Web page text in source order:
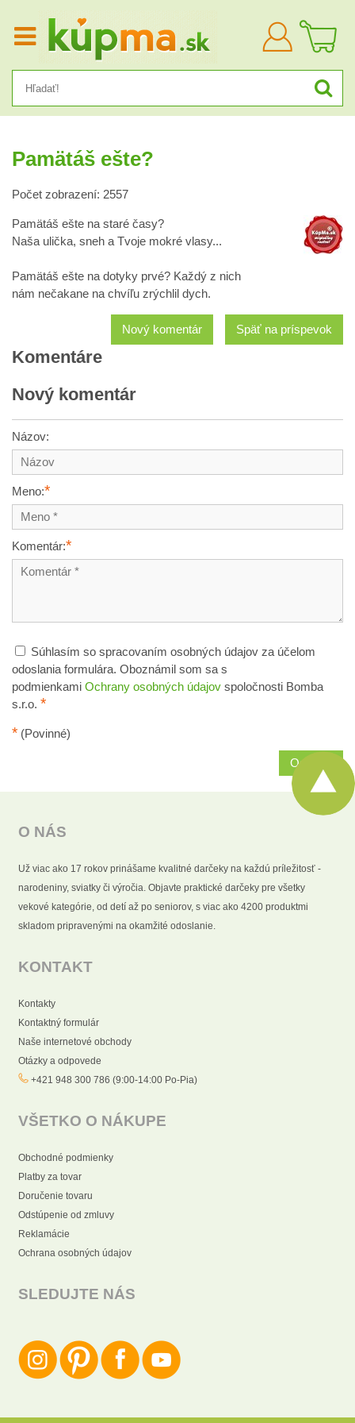
Prihlásiť
sa
Pamätáš ešte?
Počet zobrazení: 2557
Pamätáš ešte na staré časy?
Naša ulička, sneh a Tvoje mokré vlasy...
Pamätáš ešte na dotyky prvé? Každý z nich
nám nečakane na chvíľu zrýchlil dych.
Späť na príspevok
Nový komentár
Komentáre
Nový komentár
Názov:
Meno:*
Komentár:*
Súhlasím so spracovaním osobných údajov za účelom
odoslania formulára. Oboznámil som sa s
podmienkami Ochrany osobných údajov spoločnosti Bomba
s.r.o. *
* (Povinné)
Odoslať
O NÁS
Už viac ako 17 rokov prinášame kvalitné darčeky na každú príležitosť -
narodeniny, sviatky či výročia. Objavte praktické darčeky pre všetky
vekové kategórie, od detí až po seniorov, s viac ako 4200 produktmi
skladom pripravenými na okamžité odoslanie.
KONTAKT
Kontakty
Kontaktný formulár
Naše internetové obchody
Otázky a odpovede
+421 948 300 786 (9:00-14:00 Po-Pia)
VŠETKO O NÁKUPE
Obchodné podmienky
Platby za tovar
Doručenie tovaru
Odstúpenie od zmluvy
Reklamácie
Ochrana osobných údajov
SLEDUJTE NÁS